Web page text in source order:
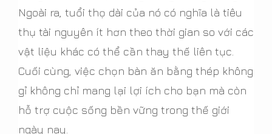
Ngoài ra, tuổi thọ dài của nó có nghĩa là tiêu
thụ tài nguyên ít hơn theo thời gian so với các
vật liệu khác có thể cần thay thế liên tục.
Cuối cùng, việc chọn bàn ăn bằng thép không
gỉ không chỉ mang lại lợi ích cho bạn mà còn
hỗ trợ cuộc sống bền vững trong thế giới
ngày nay.